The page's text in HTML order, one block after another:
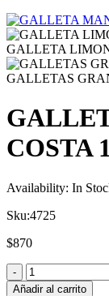
GALLETA
GALLETAS
COSTA
Availability: In
Sku:4725
$870
Añadir al carrito